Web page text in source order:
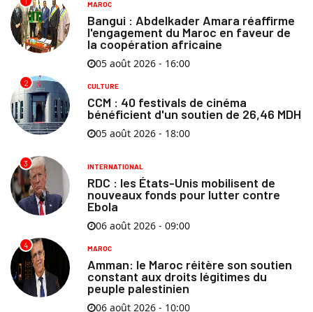
MAROC
Bangui : Abdelkader Amara réaffirme
l'engagement du Maroc en faveur de
la coopération africaine
05 août 2026 - 16:00
2 CULTURE
CCM : 40 festivals de cinéma
bénéficient d'un soutien de 26,46 MDH
05 août 2026 - 18:00
3 INTERNATIONAL
RDC : les États-Unis mobilisent de
nouveaux fonds pour lutter contre
Ebola
06 août 2026 - 09:00
4 MAROC
Amman: le Maroc réitère son soutien
constant aux droits légitimes du
peuple palestinien
06 août 2026 - 10:00